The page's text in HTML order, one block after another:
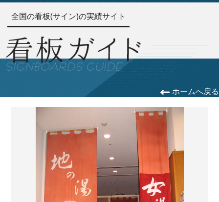
全国の看板(サイン)の実績サイト
ホームへ戻る